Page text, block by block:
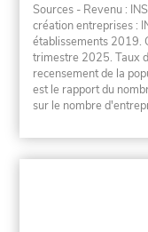
Sources - Revenu :
création entreprises :
établissements 2019.
trimestre 2025. Taux
recensement de la
est le rapport du
sur le nombre